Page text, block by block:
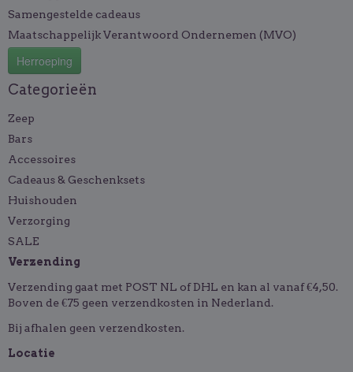
Samengestelde cadeaus
Maatschappelijk Verantwoord Ondernemen (MVO)
Herroeping
Categorieën
Zeep
Bars
Accessoires
Cadeaus & Geschenksets
Huishouden
Verzorging
SALE
Verzending
Verzending gaat met POST NL of DHL en kan al vanaf €4,50.
Boven de €75 geen verzendkosten in Nederland.
Bij afhalen geen verzendkosten.
Locatie